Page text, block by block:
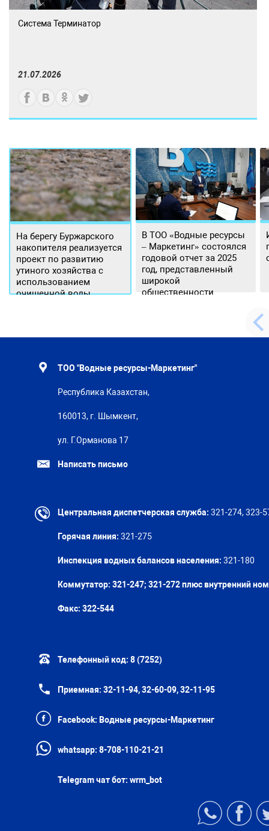
Система Терминатор
21.07.2026
На берегу Буржарского
накопителя реализуется
проект по развитию
утиного хозяйства с
использованием
очищенной воды
В ТОО «Водные ресурсы
– Маркетинг» состоялся
годовой отчет за 2025
год, представленный
широкой
общественности.
ТОО "Водные ресурсы-Маркетинг"
Республика Казахстан,
160013, г. Шымкент,
ул. Г.Орманова 17
Написать письмо
Центральная диспетчерская служба: 321-274, 323-
Горячая линия: 321-275
Инспекция водных балансов населения: 321-180
Коммутатор: 321-247; 321-272 плюс внутренний
Факс: 322-544
Телефонный код: 8 (7252)
Приемная: 32-11-94, 32-60-09, 32-11-95
Facebook: Водные ресурсы-Маркетинг
whatsapp: 8-708-110-21-21
Telegram чат бот: wrm_bot